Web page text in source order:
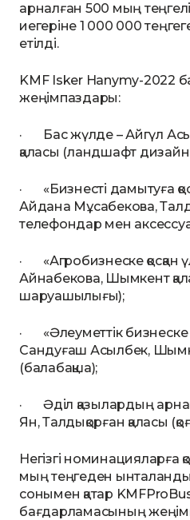
арналған 500 мың
иегеріне 1 000 000
етілді.
KMF Isker Hanymy-2022
жеңімпаздары:
· Бас жүлде – Айгүл
қаласы (ландшафт
· «Бизнесті дамытуға
Айдана Мұсабекова,
телефондар мен
· «Агробизнеске қосқан
Айнабекова, Шымкент
шаруашылығы);
· «Әлеуметтік бизнеске
Сандуғаш Асылбек,
(балабақша);
· Әділ қазылардың
Ян, Талдықорған қаласы
Негізгі номинацияларға
мың теңгеден
сонымен қатар
бағдарламасының